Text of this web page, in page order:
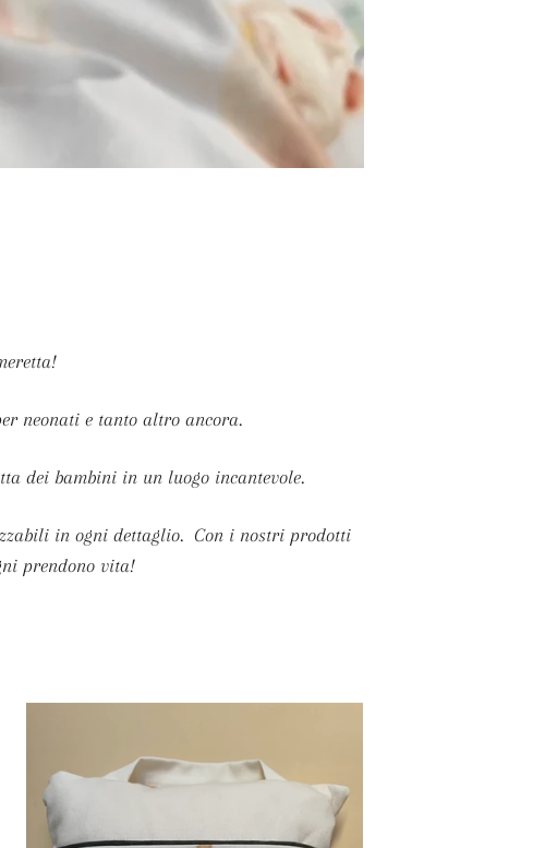
neonati e tanto altro ancora.
dei bambini in un luogo incantevole.
in ogni dettaglio. Con i nostri prodotti
prendono vita!